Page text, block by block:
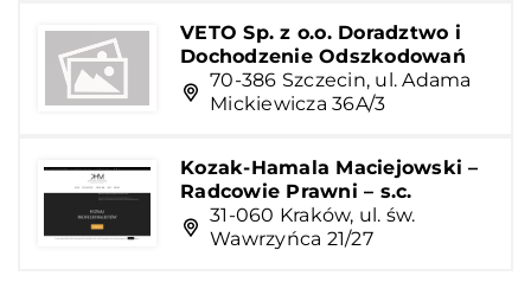
VETO Sp. z o.o. Doradztwo i
Dochodzenie Odszkodowań
70-386 Szczecin, ul. Adama
Mickiewicza 36A/3
Kozak-Hamala Maciejowski –
Radcowie Prawni – s.c.
31-060 Kraków, ul. św.
Wawrzyńca 21/27